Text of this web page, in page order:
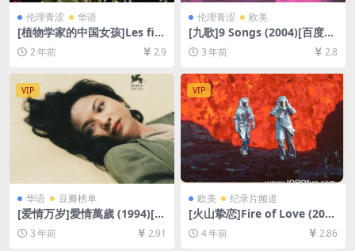
伦理青涩 华语
[植物学家的中国女孩]Les fill
es du botaniste (2006)[百度
网盘+夸克网盘1080P超清未
删减资源][网盘在线播放/下
载][MP4/6GB][中文字幕]
2 年前 2.9
伦理青涩 欧美
[九歌]9 Songs (2004)[百度网
盘+迅雷云盘资源1080P超清]
[MP4/4GB][中英字幕]【手机/
平板无法在线播放，请使用电
脑下载防和谐压缩包（含解压
密码）】
3 年前 2.8
VIP
华语 豆瓣榜单
[爱情万岁]愛情萬歲 (1994)[百
度网盘+夸克网盘1080P超清
未删减资源][网盘在线播放/下
3 年前 2.91
VIP
欧美 纪录片频道
[火山挚恋]Fire of Love (202
2)[百度网盘+迅雷云盘资源10
80P超清未删减][MP4/6GB]
4 年前 2.86